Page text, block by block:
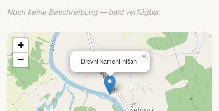
Noch keine Beschreibung — bald verfügbar.
Drevni kameni nišan
×
+
−